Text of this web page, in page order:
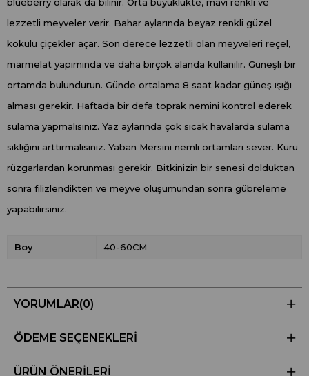
blueberry olarak da bilinir. Orta büyüklükte, mavi renkli ve
lezzetli meyveler verir. Bahar aylarında beyaz renkli güzel
kokulu çiçekler açar. Son derece lezzetli olan meyveleri reçel,
marmelat yapımında ve daha birçok alanda kullanılır. Güneşli bir
ortamda bulundurun. Günde ortalama 8 saat kadar güneş ışığı
alması gerekir. Haftada bir defa toprak nemini kontrol ederek
sulama yapmalısınız. Yaz aylarında çok sıcak havalarda sulama
sıklığını arttırmalısınız. Yaban Mersini nemli ortamları sever. Kuru
rüzgarlardan korunması gerekir. Bitkinizin bir senesi dolduktan
sonra filizlendikten ve meyve oluşumundan sonra gübreleme
yapabilirsiniz.
Boy 40-60CM
YORUMLAR(0)
ÖDEME SEÇENEKLERI
ÜRÜN ÖNERILERI